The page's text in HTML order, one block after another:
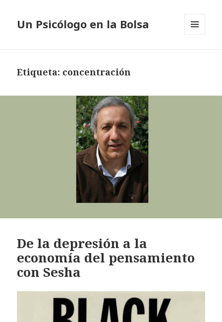
Un Psicólogo en la Bolsa
Etiqueta: concentración
De la depresión a la
economía del pensamiento
con Sesha